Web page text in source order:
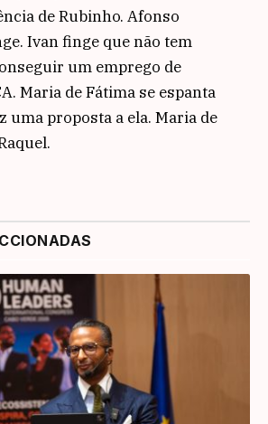
de Rubinho. Afonso
Ivan finge que não tem
um emprego de
Maria de Fátima se espanta
uma proposta a ela. Maria de